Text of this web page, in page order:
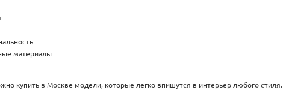
материалы
купить в Москве модели, которые легко впишутся в интерьер любого стиля.